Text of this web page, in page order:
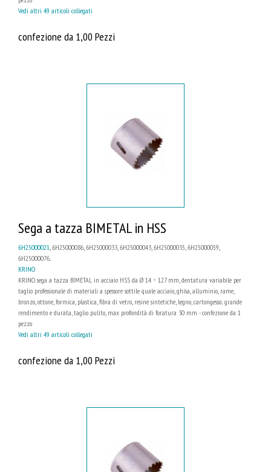
Vedi altri 49 articoli collegati
confezione da 1,00 Pezzi
Sega a tazza BIMETAL in HSS
6H25000021 , 6H25000086, 6H25000033, 6H25000043, 6H25000035, 6H25000059,
6H25000076...
KRINO
KRINO sega a tazza BIMETAL in acciaio HSS da Ø 14 ÷ 127 mm, dentatura variabile per
taglio professionale di materiali a spessore sottile quale acciaio, ghisa, alluminio, rame,
bronzo, ottone, formica, plastica, fibra di vetro, resine sintetiche, legno, cartongesso; grande
rendimento e durata, taglio pulito, max profondità di foratura 30 mm - confezione da 1
pezzo
Vedi altri 49 articoli collegati
confezione da 1,00 Pezzi